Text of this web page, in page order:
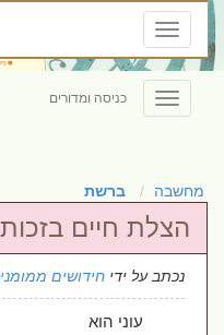
Toggle
navigation
Toggle
navigation
כניסה ומדורים
מחשבה ברשת
הצלת חיים
נכתב על ידיחידושים ממומנים
עוני הוא